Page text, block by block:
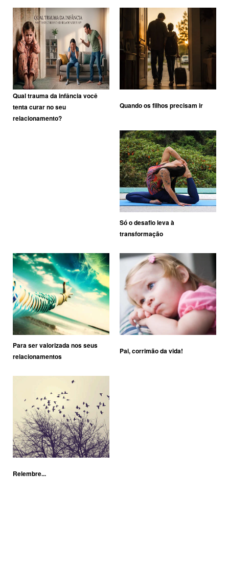
Qual trauma da infância você
tenta curar no seu
relacionamento?
Quando os filhos precisam ir
Só o desafio leva à
transformação
Para ser valorizada nos seus
relacionamentos
Pai, corrimão da vida!
Relembre...